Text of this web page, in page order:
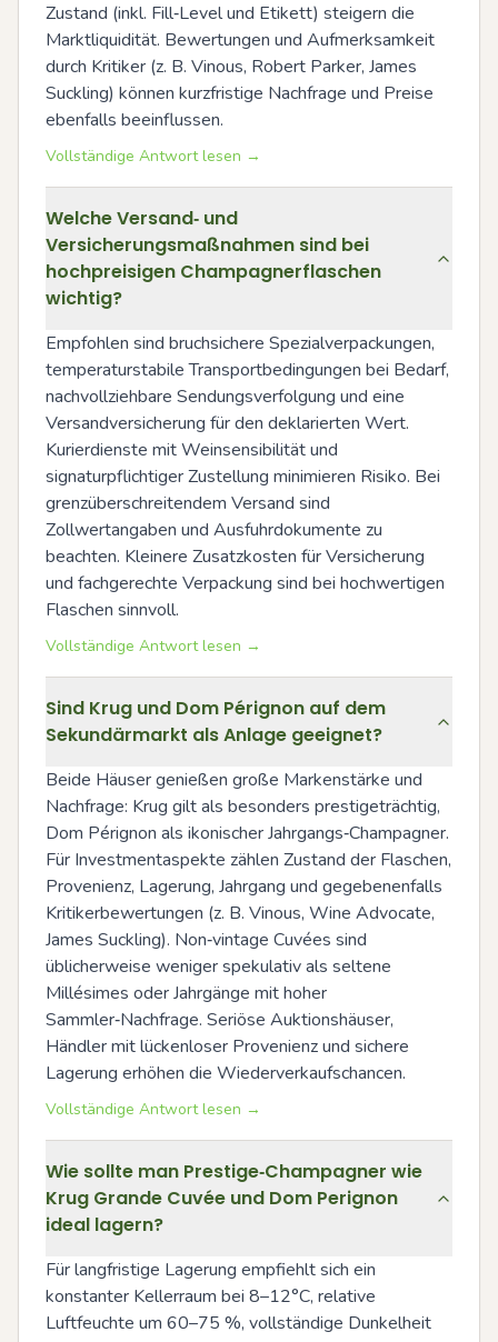
Zustand (inkl. Fill‑Level und Etikett) steigern die
Marktliquidität. Bewertungen und Aufmerksamkeit
durch Kritiker (z. B. Vinous, Robert Parker, James
Suckling) können kurzfristige Nachfrage und Preise
ebenfalls beeinflussen.
Vollständige Antwort lesen →
Welche Versand‑ und
Versicherungsmaßnahmen sind bei
hochpreisigen Champagnerflaschen
wichtig?
Empfohlen sind bruchsichere Spezialverpackungen,
temperaturstabile Transportbedingungen bei Bedarf,
nachvollziehbare Sendungsverfolgung und eine
Versandversicherung für den deklarierten Wert.
Kurierdienste mit Weinsensibilität und
signaturpflichtiger Zustellung minimieren Risiko. Bei
grenzüberschreitendem Versand sind
Zollwertangaben und Ausfuhrdokumente zu
beachten. Kleinere Zusatzkosten für Versicherung
und fachgerechte Verpackung sind bei hochwertigen
Flaschen sinnvoll.
Vollständige Antwort lesen →
Sind Krug und Dom Pérignon auf dem
Sekundärmarkt als Anlage geeignet?
Beide Häuser genießen große Markenstärke und
Nachfrage: Krug gilt als besonders prestigeträchtig,
Dom Pérignon als ikonischer Jahrgangs‑Champagner.
Für Investmentaspekte zählen Zustand der Flaschen,
Provenienz, Lagerung, Jahrgang und gegebenenfalls
Kritikerbewertungen (z. B. Vinous, Wine Advocate,
James Suckling). Non‑vintage Cuvées sind
üblicherweise weniger spekulativ als seltene
Millésimes oder Jahrgänge mit hoher
Sammler‑Nachfrage. Seriöse Auktionshäuser,
Händler mit lückenloser Provenienz und sichere
Lagerung erhöhen die Wiederverkaufschancen.
Vollständige Antwort lesen →
Wie sollte man Prestige‑Champagner wie
Krug Grande Cuvée und Dom Perignon
ideal lagern?
Für langfristige Lagerung empfiehlt sich ein
konstanter Kellerraum bei 8–12°C, relative
Luftfeuchte um 60–75 %, vollständige Dunkelheit